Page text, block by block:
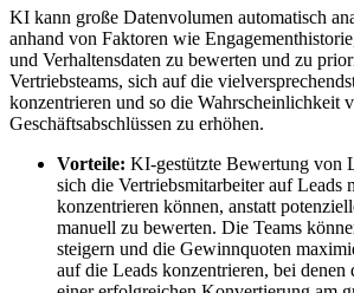
KI kann große Datenvolumen automatisch
anhand von Faktoren wie
und Verhaltensdaten zu bewerten und zu
Vertriebsteams, sich auf die
konzentrieren und so die Wahrscheinlichkeit
Geschäftsabschlüssen zu erhöhen.
Vorteile: KI-gestützte Bewertung von
sich die Vertriebsmitarbeiter auf Leads
konzentrieren können, anstatt
manuell zu bewerten. Die Teams
steigern und die Gewinnquoten
auf die Leads konzentrieren, bei